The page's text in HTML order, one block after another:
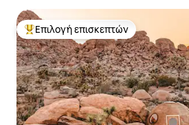
Κορυφαία επιλογή επισκεπτών
Επιλογή επισκεπτών